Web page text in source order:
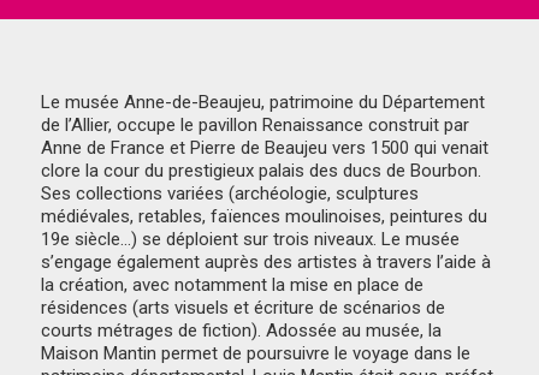
Le musée Anne-de-Beaujeu, patrimoine du Département
de l’Allier, occupe le pavillon Renaissance construit par
Anne de France et Pierre de Beaujeu vers 1500 qui venait
clore la cour du prestigieux palais des ducs de Bourbon.
Ses collections variées (archéologie, sculptures
médiévales, retables, faïences moulinoises, peintures du
19e siècle…) se déploient sur trois niveaux. Le musée
s’engage également auprès des artistes à travers l’aide à
la création, avec notamment la mise en place de
résidences (arts visuels et écriture de scénarios de
courts métrages de fiction). Adossée au musée, la
Maison Mantin permet de poursuivre le voyage dans le